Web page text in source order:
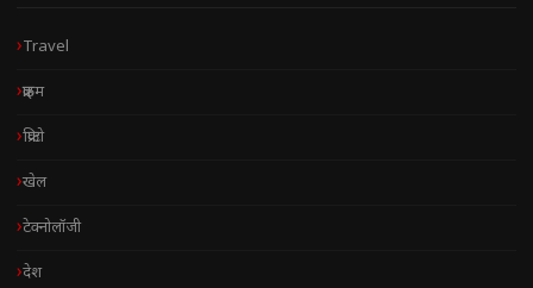
Travel
क्राइम
क्रिप्टो
खेल
टेक्नोलॉजी
देश